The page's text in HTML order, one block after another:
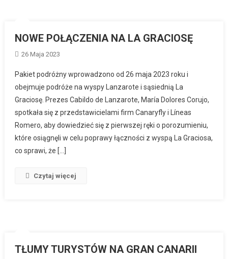
NOWE POŁĄCZENIA NA LA GRACIOSĘ
26 Maja 2023
Pakiet podróżny wprowadzono od 26 maja 2023 roku i
obejmuje podróże na wyspy Lanzarote i sąsiednią La
Graciosę. Prezes Cabildo de Lanzarote, María Dolores Corujo,
spotkała się z przedstawicielami firm Canaryfly i Líneas
Romero, aby dowiedzieć się z pierwszej ręki o porozumieniu,
które osiągnęli w celu poprawy łączności z wyspą La Graciosa,
co sprawi, że […]
Czytaj więcej
TŁUMY TURYSTÓW NA GRAN CANARII